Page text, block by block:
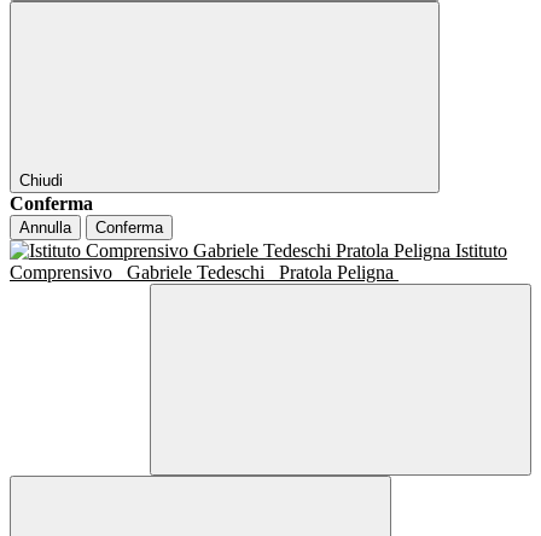
Chiudi
Conferma
Annulla Conferma
Istituto
Comprensivo
Gabriele Tedeschi Pratola Peligna